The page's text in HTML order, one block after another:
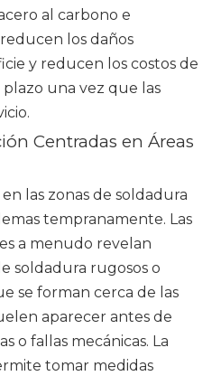
al carbono e
los daños
y reducen los costos de
una vez que las
Centradas en Áreas
las zonas de soldadura
tempranamente. Las
a menudo revelan
soldadura rugosos o
se forman cerca de las
aparecer antes de
o fallas mecánicas. La
tomar medidas